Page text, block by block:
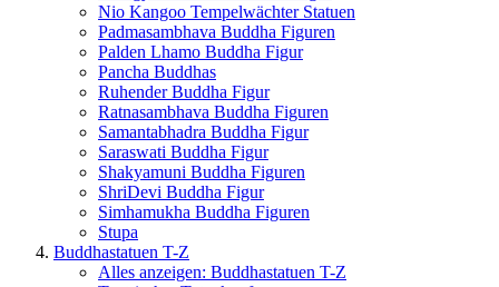
Nio Kangoo Tempelwächter Statuen
Padmasambhava Buddha Figuren
Palden Lhamo Buddha Figur
Pancha Buddhas
Ruhender Buddha Figur
Ratnasambhava Buddha Figuren
Samantabhadra Buddha Figur
Saraswati Buddha Figur
Shakyamuni Buddha Figuren
ShriDevi Buddha Figur
Simhamukha Buddha Figuren
Stupa
Buddhastatuen T-Z
Alles anzeigen: Buddhastatuen T-Z